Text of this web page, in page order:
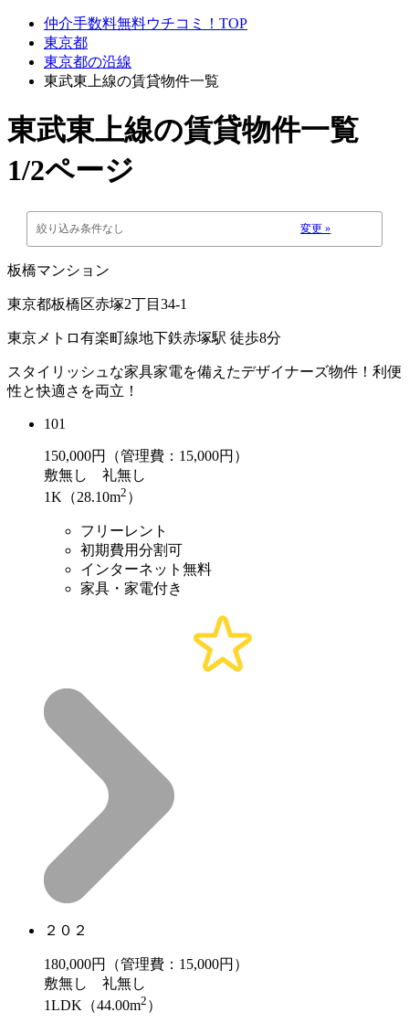
仲介手数料無料ウチコミ！TOP
東京都
東京都の沿線
東武東上線の賃貸物件一覧
東武東上線の賃貸物件一覧
1/2ページ
絞り込み条件なし 変更 »
板橋マンション
東京都板橋区赤塚2丁目34-1
東京メトロ有楽町線地下鉄赤塚駅 徒歩8分
スタイリッシュな家具家電を備えたデザイナーズ物件！利便
性と快適さを両立！
101
150,000円（管理費：15,000円）
敷無し 礼無し
1K（28.10m2 ）
フリーレント
初期費用分割可
インターネット無料
家具・家電付き
２０２
180,000円（管理費：15,000円）
敷無し 礼無し
1LDK（44.00m2 ）